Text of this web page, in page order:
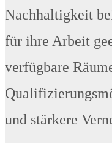
Nachhaltigkeit
für ihre Arbeit
verfügbare
und stärkere